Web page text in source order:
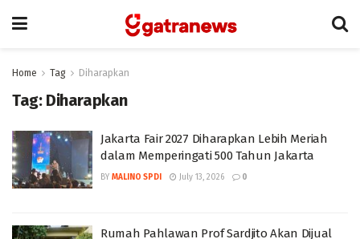
Home Tag Diharapkan
Tag: Diharapkan
Jakarta Fair 2027 Diharapkan Lebih Meriah
dalam Memperingati 500 Tahun Jakarta
BY MALINO SPDI July 13, 2026 0
Rumah Pahlawan Prof Sardjito Akan Dijual